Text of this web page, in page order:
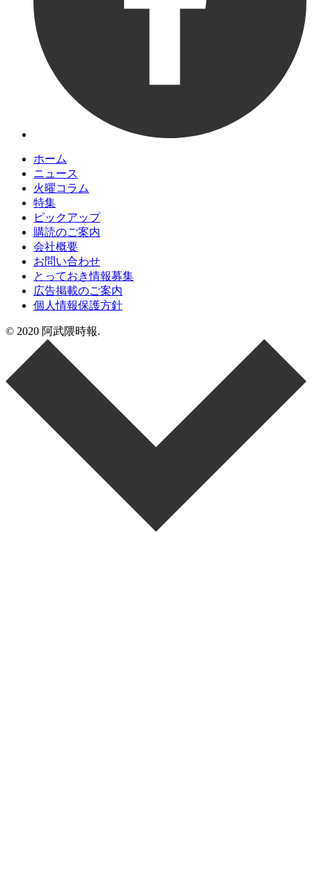
ホーム
ニュース
火曜コラム
特集
ピックアップ
購読のご案内
会社概要
お問い合わせ
とっておき情報募集
広告掲載のご案内
個人情報保護方針
© 2020 阿武隈時報.